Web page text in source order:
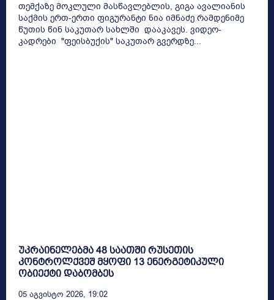
თემქაზე მოკლული მასწავლებლის, გიგა ავალიანის
საქმის ერთ-ერთი ფიგურანტი ნია იმნაძე რამდენიმე
წუთის წინ საკუთარ სახლში დააკავეს. ვიდეო-
კადრები "ფეისბუქის" საკუთარ გვერდზე...
უკრაინელებმა 48 საათში რუსეთის
კონტროლქვეშ მყოფი 13 ენერგეტიკული
ობიექტი დაბომბეს
05 Აგვისტო 2026, 19:02